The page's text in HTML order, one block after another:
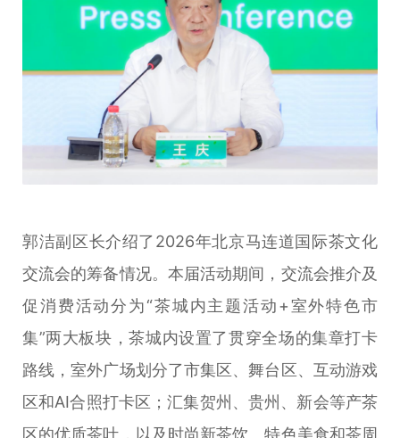
郭洁副区长介绍了2026年北京马连道国际茶文化
交流会的筹备情况。本届活动期间，交流会推介及
促消费活动分为“茶城内主题活动+室外特色市
集”两大板块，茶城内设置了贯穿全场的集章打卡
路线，室外广场划分了市集区、舞台区、互动游戏
区和AI合照打卡区；汇集贺州、贵州、新会等产茶
区的优质茶叶，以及时尚新茶饮、特色美食和茶周